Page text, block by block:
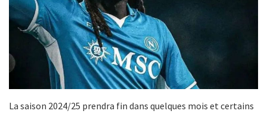
La saison 2024/25 prendra fin dans quelques mois et certains